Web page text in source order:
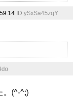
ID:ySxSa45zqY
。(^-^;)